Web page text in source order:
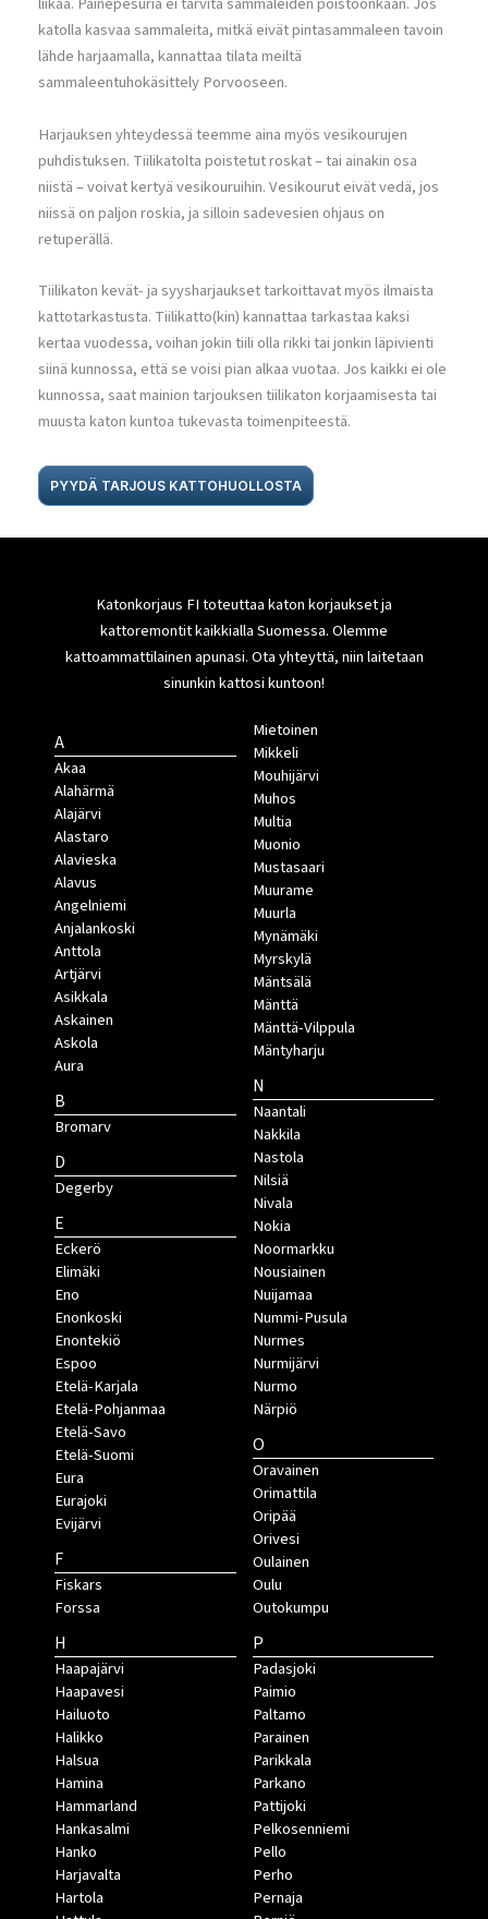
katolla kasvaa sammaleita, mitkä eivät pintasammaleen tavoin
lähde harjaamalla, kannattaa tilata meiltä
sammaleentuhokäsittely Porvooseen.
Harjauksen yhteydessä teemme aina myös vesikourujen
puhdistuksen. Tiilikatolta poistetut roskat – tai ainakin osa
niistä – voivat kertyä vesikouruihin. Vesikourut eivät vedä, jos
niissä on paljon roskia, ja silloin sadevesien ohjaus on
retuperällä.
Tiilikaton kevät- ja syysharjaukset tarkoittavat myös ilmaista
kattotarkastusta. Tiilikatto(kin) kannattaa tarkastaa kaksi
kertaa vuodessa, voihan jokin tiili olla rikki tai jonkin läpivienti
siinä kunnossa, että se voisi pian alkaa vuotaa. Jos kaikki ei ole
kunnossa, saat mainion tarjouksen tiilikaton korjaamisesta tai
muusta katon kuntoa tukevasta toimenpiteestä.
PYYDÄ TARJOUS KATTOHUOLLOSTA
Katonkorjaus FI toteuttaa katon korjaukset ja
kattoremontit kaikkialla Suomessa. Olemme
kattoammattilainen apunasi. Ota yhteyttä, niin laitetaan
sinunkin kattosi kuntoon!
A
Akaa
Alahärmä
Alajärvi
Alastaro
Alavieska
Alavus
Angelniemi
Anjalankoski
Anttola
Artjärvi
Asikkala
Askainen
Askola
Aura
B
Bromarv
D
Degerby
E
Eckerö
Elimäki
Eno
Enonkoski
Enontekiö
Espoo
Etelä-Karjala
Etelä-Pohjanmaa
Etelä-Savo
Etelä-Suomi
Eura
Eurajoki
Evijärvi
F
Fiskars
Forssa
H
Haapajärvi
Haapavesi
Hailuoto
Halikko
Halsua
Hamina
Hammarland
Hankasalmi
Hanko
Harjavalta
Hartola
Mietoinen
Mikkeli
Mouhijärvi
Muhos
Multia
Muonio
Mustasaari
Muurame
Muurla
Mynämäki
Myrskylä
Mäntsälä
Mänttä
Mänttä-Vilppula
Mäntyharju
N
Naantali
Nakkila
Nastola
Nilsiä
Nivala
Nokia
Noormarkku
Nousiainen
Nuijamaa
Nummi-Pusula
Nurmes
Nurmijärvi
Nurmo
Närpiö
O
Oravainen
Orimattila
Oripää
Orivesi
Oulainen
Oulu
Outokumpu
P
Padasjoki
Paimio
Paltamo
Parainen
Parikkala
Parkano
Pattijoki
Pelkosenniemi
Pello
Perho
Pernaja